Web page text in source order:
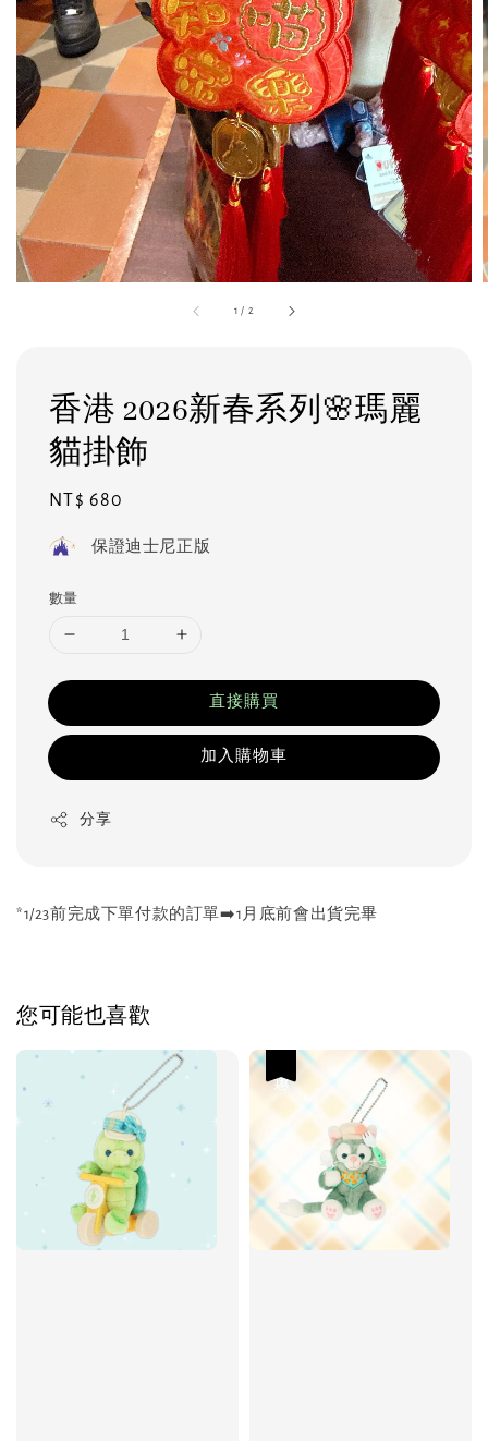
1 / 2
香港 2026新春系列🌸瑪麗
貓掛飾
Regular
NT$ 680
保證迪士尼正版
數量
直接購買
加入購物車
分享
*1/23前完成下單付款的訂單➡️1月底前會出貨完畢
您可能也喜歡